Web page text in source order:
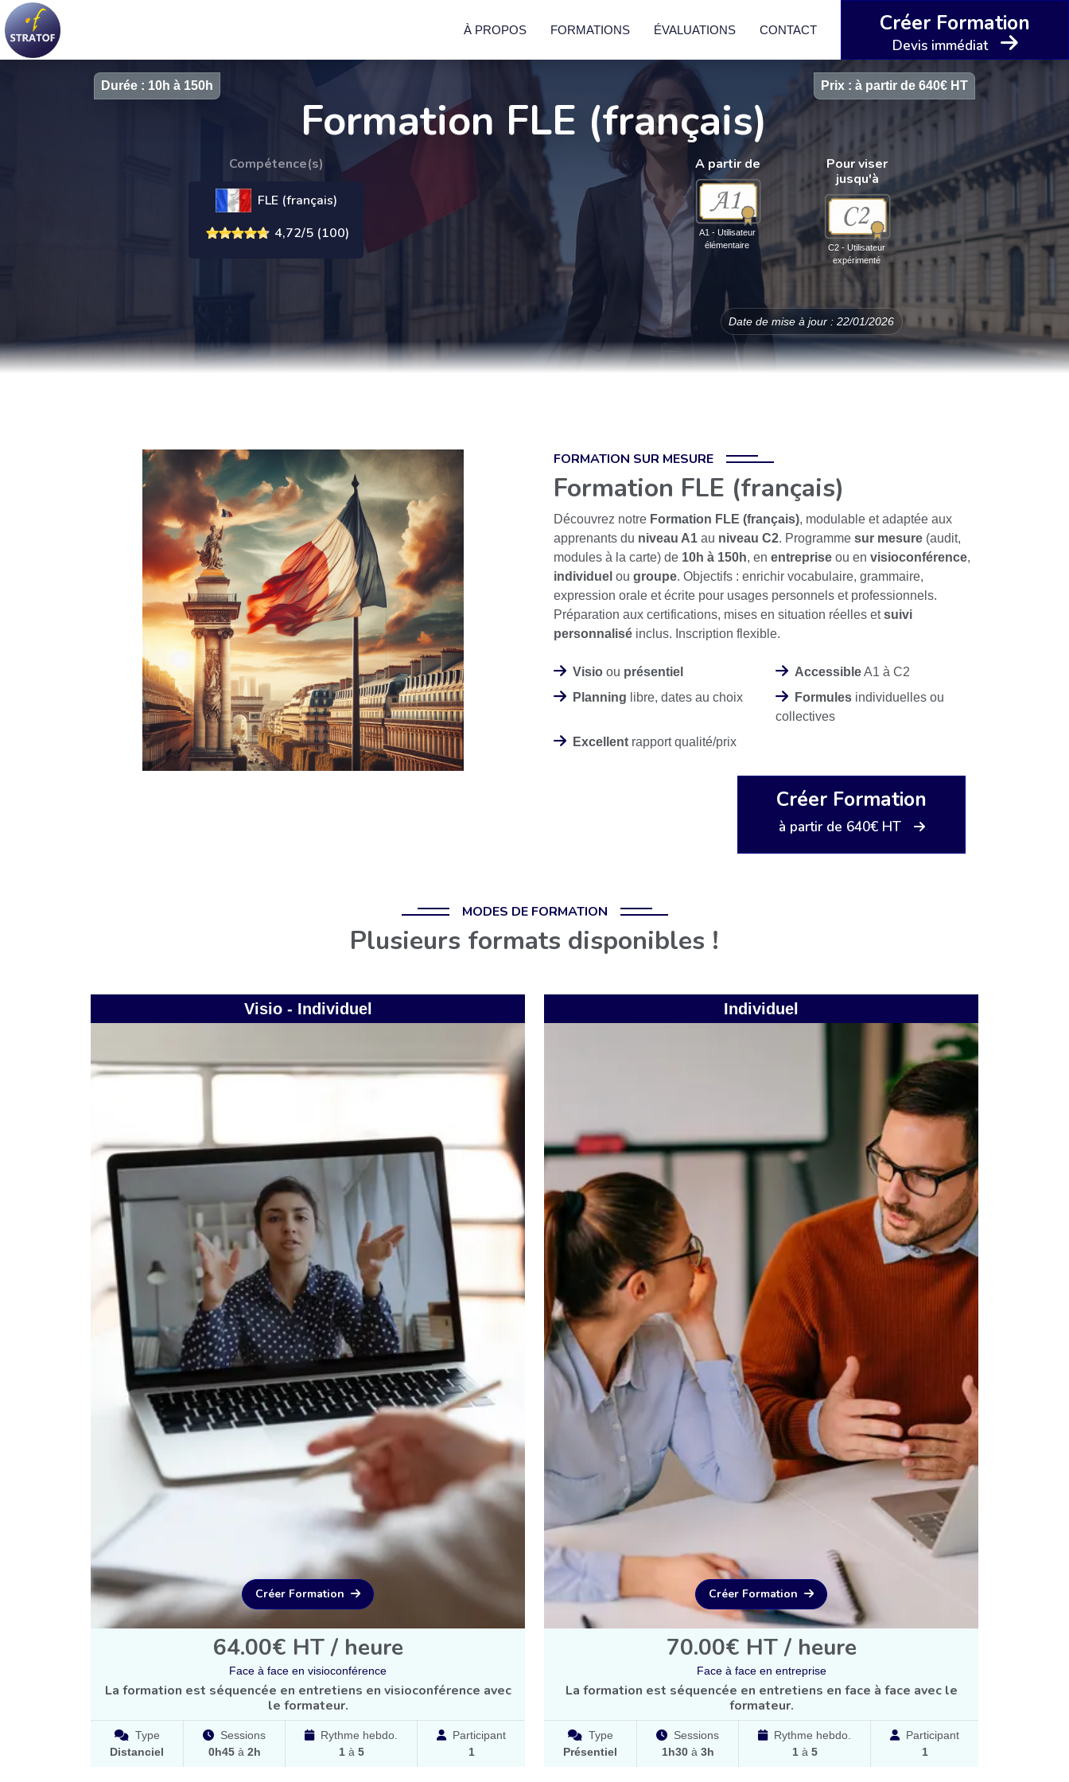
À PROPOS FORMATIONS ÉVALUATIONS CONTACT Créer Formation
Devis immédiat
Formation FLE (français)
Durée : 10h à 150h Prix : à partir de 640€ HT
Compétence(s)
FLE (français)
4,72/5 (100)
A partir de
A1 - Utilisateur
élémentaire
Pour viser
jusqu'à
C2 - Utilisateur
expérimenté
Date de mise à jour : 22/01/2026
FORMATION SUR MESURE
Formation FLE (français)
Découvrez notre Formation FLE (français), modulable et adaptée aux
apprenants du niveau A1 au niveau C2. Programme sur mesure (audit,
modules à la carte) de 10h à 150h, en entreprise ou en visioconférence,
individuel ou groupe. Objectifs : enrichir vocabulaire, grammaire,
expression orale et écrite pour usages personnels et professionnels.
Préparation aux certifications, mises en situation réelles etsuivi
personnalisé inclus. Inscription flexible.
Visio ou présentiel AccessibleA1 à C2
Planning libre, dates au choix Formules individuelles ou
collectives
Excellent rapport qualité/prix
Créer Formation
à partir de 640€ HT
MODES DE FORMATION
Plusieurs formats disponibles !
Visio - Individuel
Créer Formation
64.00€ HT / heure
Face à face en visioconférence
La formation est séquencée en entretiens en visioconférence avec
le formateur.
Type
Distanciel
Sessions
0h45à 2h
Rythme hebdo.
1à 5
Participant
1
Individuel
Créer Formation
70.00€ HT / heure
Face à face en entreprise
La formation est séquencée en entretiens en face à face avec le
formateur.
Type
Présentiel
Sessions
1h30à 3h
Rythme hebdo.
1à 5
Participant
1